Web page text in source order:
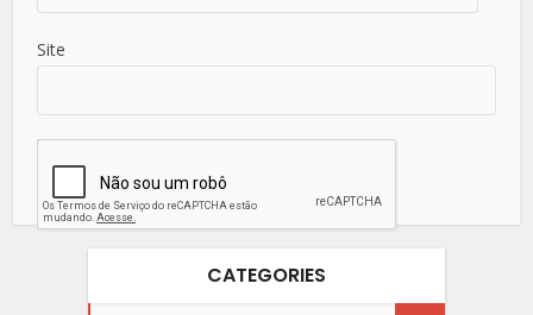
Site
CATEGORIES